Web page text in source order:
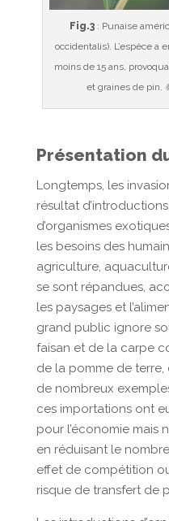
Fig.3 : Punaise
occidentalis). L’espèce a
moins de 15 ans,
et graines de pin.
Présentation
Longtemps, les
résultat
d’organismes
les besoins des
agriculture,
se sont répandues,
les paysages et
grand public ignore
faisan et de la carpe
de la pomme de terre,
de nombreux
ces importations ont
pour l’économie mais
en réduisant le
effet de compétition
risque de transfert de